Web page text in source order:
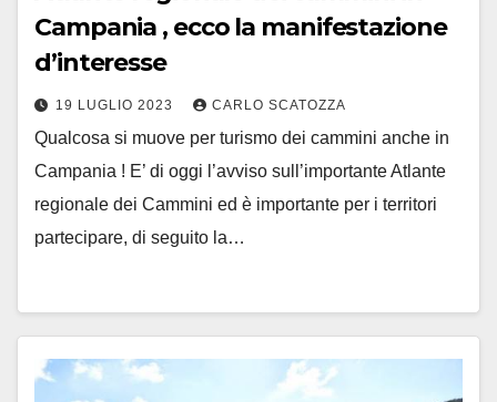
Campania , ecco la manifestazione
d’interesse
19 LUGLIO 2023 CARLO SCATOZZA
Qualcosa si muove per turismo dei cammini anche in
Campania ! E’ di oggi l’avviso sull’importante Atlante
regionale dei Cammini ed è importante per i territori
partecipare, di seguito la…